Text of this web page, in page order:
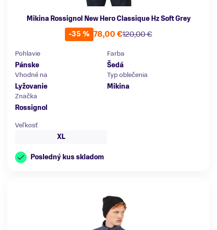
Mikina Rossignol New Hero Classique Hz Soft Grey
-35 %
120,00 €
78,00 €
Pohlavie
Pánske
Farba
Šedá
Vhodné na
Lyžovanie
Typ oblečenia
Mikina
Značka
Rossignol
Veľkosť
XL
Posledný kus skladom